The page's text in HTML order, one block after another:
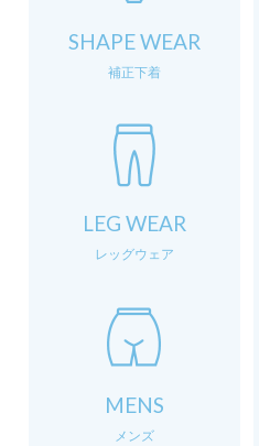
SHAPE WEAR
補正下着
LEG WEAR
レッグウェア
MENS
メンズ